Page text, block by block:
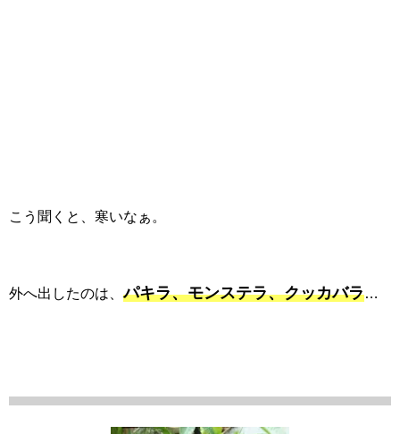
こう聞くと、寒いなぁ。
外へ出したのは、パキラ、モンステラ、クッカバラ…